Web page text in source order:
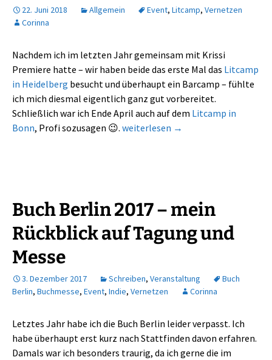
22. Juni 2018 Allgemein Event, Litcamp, Vernetzen
Corinna
Nachdem ich im letzten Jahr gemeinsam mit Krissi
Premiere hatte – wir haben beide das erste Mal das Litcamp
in Heidelberg besucht und überhaupt ein Barcamp – fühlte
ich mich diesmal eigentlich ganz gut vorbereitet.
Schließlich war ich Ende April auch auf dem Litcamp in
Bonn, Profi sozusagen 😉. #Litcamp18 – wieder für eine
weiterlesen →
Buch Berlin 2017 – mein
Rückblick auf Tagung und
Messe
3. Dezember 2017 Schreiben, Veranstaltung
Buch
Berlin, Buchmesse, Event, Indie, Vernetzen Corinna
Letztes Jahr habe ich die Buch Berlin leider verpasst. Ich
habe überhaupt erst kurz nach Stattfinden davon erfahren.
Damals war ich besonders traurig, da ich gerne die im